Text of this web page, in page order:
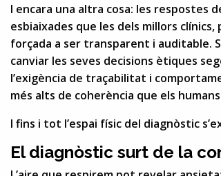
I encara una altra cosa: les respostes
esbiaixades que les dels millors
forçada a ser transparent i auditable.
canviar les seves decisions ètiques
l’exigència de traçabilitat i
més alts de coherència que els
I fins i tot l’espai físic del diagnòstic
El diagnòstic surt de la